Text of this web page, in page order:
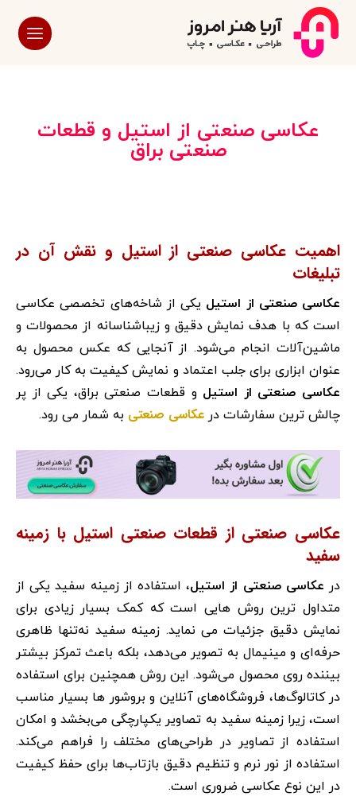
عکاسی صنعتی از استیل و قطعات
صنعتی براق
اهمیت عکاسی صنعتی از استیل و نقش آن در
تبلیغات
عکاسی صنعتی از استیل یکی از شاخه‌های تخصصی عکاسی
است که با هدف نمایش دقیق و زیباشناسانه از محصولات و
ماشین‌آلات انجام می‌شود. از آنجایی که عکس محصول به
عنوان ابزاری برای جلب اعتماد و نمایش کیفیت به کار می‌رود.
عکاسی صنعتی از استیل و قطعات صنعتی براق، یکی از پر
چالش ترین سفارشات در عکاسی صنعتی به شمار می رود.
عکاسی صنعتی از قطعات صنعتی استیل با زمینه
سفید
در عکاسی صنعتی از استیل، استفاده از زمینه سفید یکی از
متداول ترین روش هایی است که کمک بسیار زیادی برای
نمایش دقیق جزئیات می نماید. زمینه سفید نه‌تنها ظاهری
حرفه‌ای و مینیمال به تصویر می‌دهد، بلکه باعث تمرکز بیشتر
بیننده روی محصول می‌شود. این روش همچنین برای استفاده
در کاتالوگ‌ها، فروشگاه‌های آنلاین و بروشور ها بسیار مناسب
است، زیرا زمینه سفید به تصاویر یکپارچگی می‌بخشد و امکان
استفاده از تصاویر در طراحی‌های مختلف را فراهم می‌کند.
استفاده از نور نرم و تنظیم دقیق بازتاب‌ها برای حفظ کیفیت
در این نوع عکاسی ضروری است.